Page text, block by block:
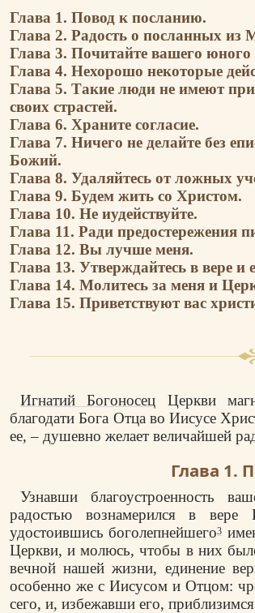
Глава 1. Повод к посланию.
Глава 2. Радость о посланных из
Глава 3. Почитайте вашего юного
Глава 4. Нехорошо некоторые
Глава 5. Такие люди не имеют
своих страстей.
Глава 6. Храните согласие.
Глава 7. Ничего не делайте без
Божий.
Глава 8. Удаляйтесь от ложных
Глава 9. Будем жить со Христом.
Глава 10. Не иудействуйте.
Глава 11. Ради предостережения
Глава 12. Вы лучше меня.
Глава 13. Утверждайтесь в вере и
Глава 14. Молитесь за меня и
Глава 15. Приветствуют вас
Игнатий Богоносец Церкви
благодати Бога Отца во Иисусе
ее, – душевно желает величайшей
Глава 1.
Узнавши благоустроенность
радостью вознамерился в вере
удостоившись боголепнейшего3
Церкви, и молюсь, чтобы в них
вечной нашей жизни, единение
особенно же с Иисусом и Отцом:
сего, и, избежавши его,